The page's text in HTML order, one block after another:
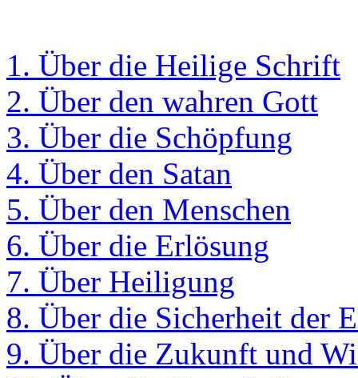
1. Über die Heilige Schrift
2. Über den wahren Gott
3. Über die Schöpfung
4. Über den Satan
5. Über den Menschen
6. Über die Erlösung
7. Über Heiligung
8. Über die Sicherheit der
9. Über die Zukunft und